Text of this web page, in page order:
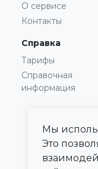
О сервисе
Контакты
Справка
Тарифы
Справочная
информация
Мы
Это